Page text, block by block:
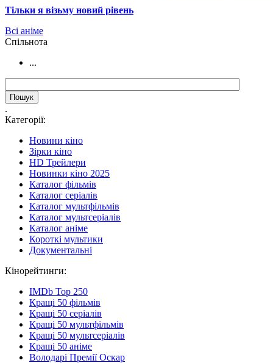
Тільки я візьму новий рівень
Всі аніме
Cпільнота
...
.
Категорії:
Новини кіно
Зірки кіно
HD Трейлери
Новинки кіно 2025
Каталог фільмів
Каталог серіалів
Каталог мультфільмів
Каталог мультсеріалів
Каталог аніме
Короткі мультики
Документальні
Кінорейтинги:
IMDb Top 250
Кращі 50 фільмів
Кращі 50 серіалів
Кращі 50 мультфільмів
Кращі 50 мультсеріалів
Кращі 50 аніме
Володарі Премії Оскар